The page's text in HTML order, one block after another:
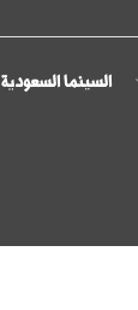
السينما السعودية